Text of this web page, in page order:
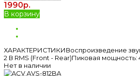
1990р.
В корзину
ХАРАКТЕРИСТИКИВоспроизведение
2 В RMS (Front - Rear)Пиковая мощность:
Нет в наличии